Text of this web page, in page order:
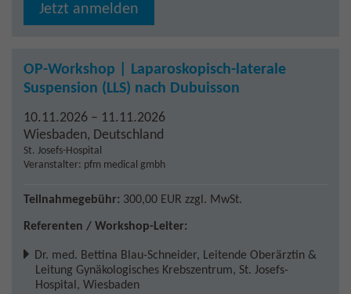
Jetzt anmelden
OP-Workshop | Laparoskopisch-laterale
Suspension (LLS) nach Dubuisson
10.11.2026 – 11.11.2026
Wiesbaden, Deutschland
St. Josefs-Hospital
Veranstalter: pfm medical gmbh
Teilnahmegebühr: 300,00 EUR zzgl. MwSt.
Referenten / Workshop-Leiter:
Dr. med. Bettina Blau-Schneider, Leitende Oberärztin &
Leitung Gynäkologisches Krebszentrum, St. Josefs-
Hospital, Wiesbaden